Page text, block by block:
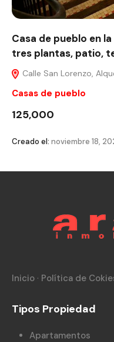
Casa de pueblo en
tres plantas, patio,
Calle San Lorenzo,
Casas de pueblo
125,000
Creado el: noviembre 18,
Inicio · Política de
Tipos Propiedad
Apartamentos